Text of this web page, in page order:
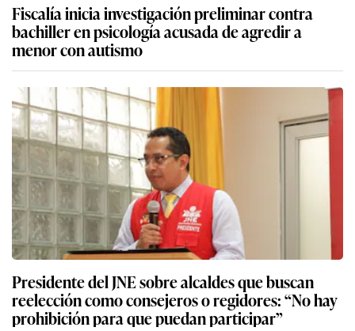
Fiscalía inicia investigación preliminar contra
bachiller en psicología acusada de agredir a
menor con autismo
Presidente del JNE sobre alcaldes que buscan
reelección como consejeros o regidores: “No hay
prohibición para que puedan participar”